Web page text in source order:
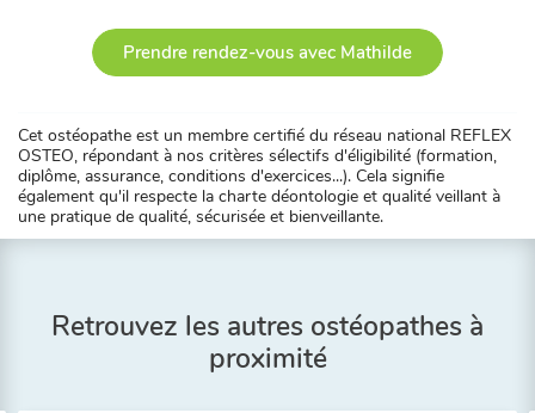
Prendre rendez-vous avec Mathilde
Cet ostéopathe est un membre certifié du réseau national REFLEX
OSTEO, répondant à nos critères sélectifs d'éligibilité (formation,
diplôme, assurance, conditions d'exercices...). Cela signifie
également qu'il respecte la charte déontologie et qualité veillant à
une pratique de qualité, sécurisée et bienveillante.
Retrouvez les autres ostéopathes à
proximité